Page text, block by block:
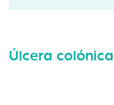
Úlcera